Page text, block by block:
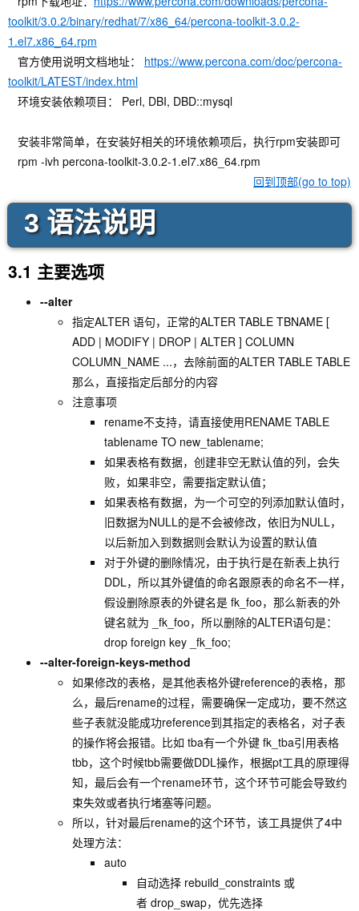
toolkit/3.0.2/binary/redhat/7/x86_64/percona-toolkit-3.0.2-
1.el7.x86_64.rpm
官方使用说明文档地址： https://www.percona.com/doc/percona-
toolkit/LATEST/index.html
环境安装依赖项目： Perl, DBI, DBD::mysql
安装非常简单，在安装好相关的环境依赖项后，执行rpm安装即可
rpm -ivh percona-toolkit-3.0.2-1.el7.x86_64.rpm
回到顶部(go to top)
3 语法说明
3.1 主要选项
--alter
指定ALTER 语句，正常的ALTER TABLE TBNAME [
ADD | MODIFY | DROP | ALTER ] COLUMN
COLUMN_NAME ...，去除前面的ALTER TABLE TABLE
那么，直接指定后部分的内容
注意事项
rename不支持，请直接使用RENAME TABLE
tablename TO new_tablename;
如果表格有数据，创建非空无默认值的列，会失
败，如果非空，需要指定默认值；
如果表格有数据，为一个可空的列添加默认值时，
旧数据为NULL的是不会被修改，依旧为NULL，
以后新加入到数据则会默认为设置的默认值
对于外键的删除情况，由于执行是在新表上执行
DDL，所以其外键值的命名跟原表的命名不一样，
假设删除原表的外键名是 fk_foo，那么新表的外
键名就为 _fk_foo，所以删除的ALTER语句是：
drop foreign key _fk_foo;
--alter-foreign-keys-method
如果修改的表格，是其他表格外键reference的表格，那
么，最后rename的过程，需要确保一定成功，要不然这
些子表就没能成功reference到其指定的表格名，对子表
的操作将会报错。比如 tba有一个外键 fk_tba引用表格
tbb，这个时候tbb需要做DDL操作，根据pt工具的原理得
知，最后会有一个rename环节，这个环节可能会导致约
束失效或者执行堵塞等问题。
所以，针对最后rename的这个环节，该工具提供了4中
处理方法：
auto
自动选择 rebuild_constraints 或
者 drop_swap，优先选择